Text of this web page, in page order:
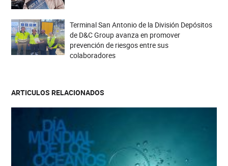
Terminal San Antonio de la División Depósitos
de D&C Group avanza en promover
prevención de riesgos entre sus
colaboradores
ARTICULOS RELACIONADOS